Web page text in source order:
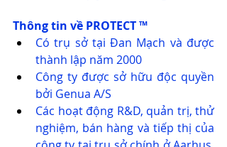
Thông tin về PROTECT ™
Có trụ sở tại Đan Mạch và được
thành lập năm 2000
Công ty được sở hữu độc quyền
bởi Genua A/S
Các hoạt động R&D, quản trị, thử
nghiệm, bán hàng và tiếp thị của